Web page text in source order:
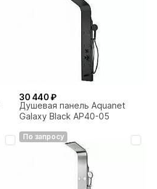
30 440 ₽
Душевая панель Aquanet
Galaxy Black AP40-05
По запросу